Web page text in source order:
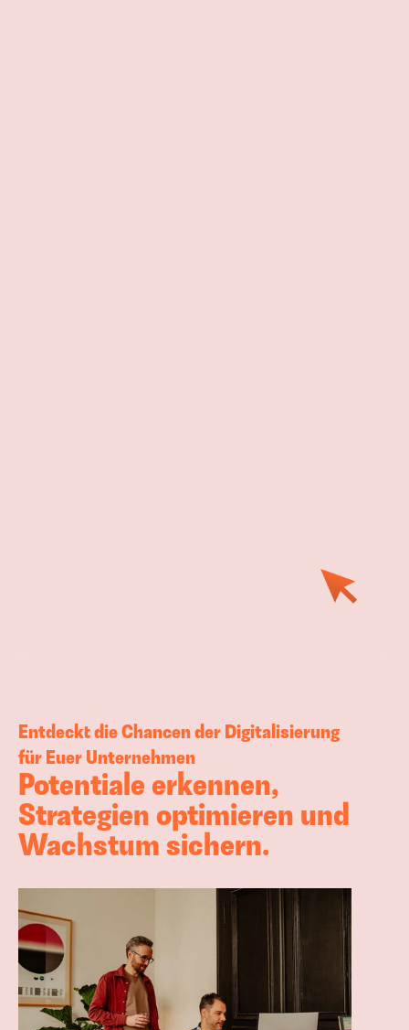
Entdeckt die Chancen der Digitalisierung
für Euer Unternehmen
Potentiale erkennen,
Strategien optimieren und
Wachstum sichern.